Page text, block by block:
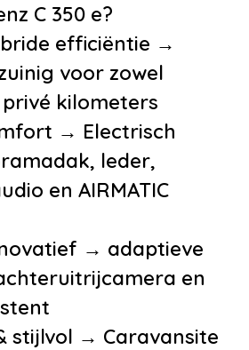
met
hulplijnen
inclusief
wegsleepbeveiliging
airconditioning
C 350 e?
efficiëntie →
voor zowel
kilometers
→ Electrisch
leder,
en AIRMATIC
→ adaptieve
en
stijlvol → Caravansite